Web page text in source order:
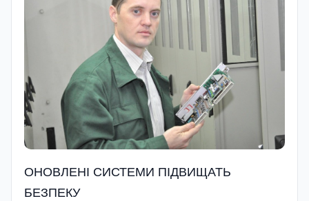
ОНОВЛЕНІ СИСТЕМИ ПІДВИЩАТЬ
БЕЗПЕКУ